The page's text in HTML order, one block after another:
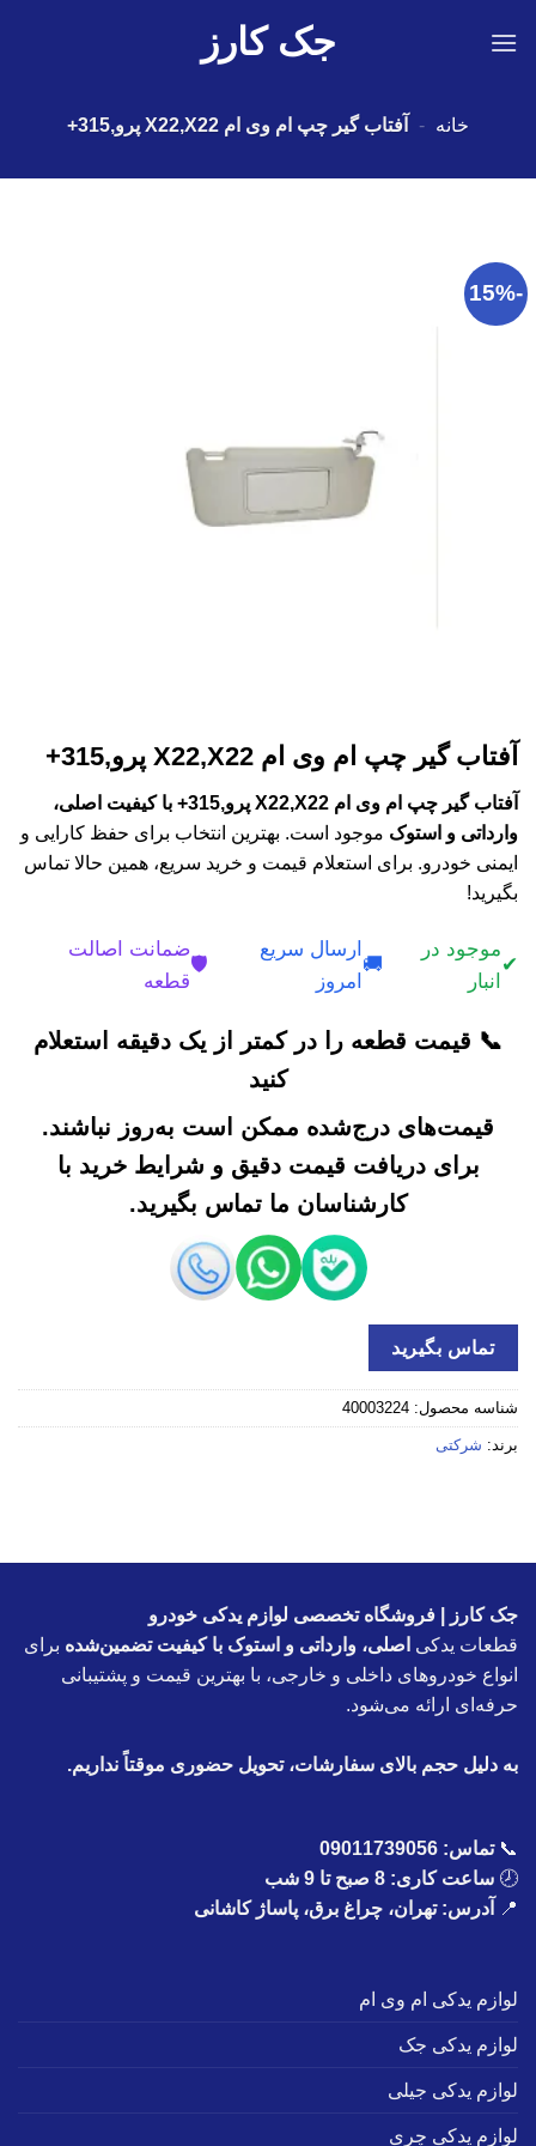
جک کارز
خانه - آفتاب گیر چپ ام وی ام X22,X22 پرو,315+
-15%
آفتاب گیر چپ ام وی ام X22,X22 پرو,315+
آفتاب گیر چپ ام وی ام X22,X22 پرو,315+ با کیفیت اصلی،
وارداتی و استوک موجود است. بهترین انتخاب برای حفظ کارایی و
ایمنی خودرو. برای استعلام قیمت و خرید سریع، همین حالا تماس
بگیرید!
✔
موجود در
انبار
🚚
ارسال سریع
امروز
🛡️
ضمانت اصالت
قطعه
📞 قیمت قطعه را در کمتر از یک دقیقه استعلام
کنید
قیمت‌های درج‌شده ممکن است به‌روز نباشند.
برای دریافت قیمت دقیق و شرایط خرید با
کارشناسان ما تماس بگیرید.
تماس بگیرید
شناسه محصول: 40003224
برند: شرکتی
جک کارز | فروشگاه تخصصی لوازم یدکی خودرو
قطعات یدکی اصلی، وارداتی و استوک با کیفیت تضمین‌شده برای
انواع خودروهای داخلی و خارجی، با بهترین قیمت و پشتیبانی
حرفه‌ای ارائه می‌شود.
به دلیل حجم بالای سفارشات، تحویل حضوری موقتاً نداریم.
📞تماس: 09011739056
🕗 ساعت کاری: 8 صبح تا 9 شب
📍
آدرس: تهران، چراغ برق، پاساژ کاشانی
لوازم یدکی ام وی ام
لوازم یدکی جک
لوازم یدکی جیلی
لوازم یدکی چری